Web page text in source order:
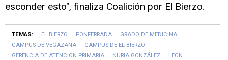
esconder esto", finaliza Coalición por El Bierzo.
TEMAS: EL BIERZO PONFERRADA
GRADO DE MEDICINA
CAMPUS DE VEGAZANA
CAMPUS DE EL BIERZO
GERENCIA DE ATENCIÓN PRIMARIA
NURIA GONZÁLEZ
LEÓN